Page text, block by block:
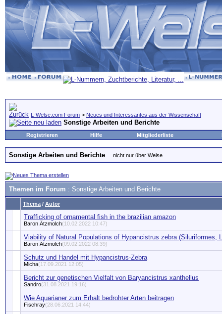
L-Welse.com Forum > Neues und Interessantes aus der Wissenschaft
Sonstige Arbeiten und Berichte
Registrieren Hilfe Mitgliederliste
Sonstige Arbeiten und Berichte ... nicht nur über Welse.
Themen im Forum : Sonstige Arbeiten und Berichte
Thema / Autor
Trafficking of ornamental fish in the brazilian amazon
Baron Ätzmolch(10.02.2022 10:47)
Viability of Natural Populations of Hypancistrus zebra (Siluriformes,
Baron Ätzmolch(09.02.2022 08:39)
Schutz und Handel mit Hypancistrus-Zebra
Micha(17.09.2021 12:05)
Bericht zur genetischen Vielfalt von Baryancistrus xanthellus
Sandro(31.08.2021 19:16)
Wie Aquarianer zum Erhalt bedrohter Arten beitragen
Fischray(28.06.2021 14:44)